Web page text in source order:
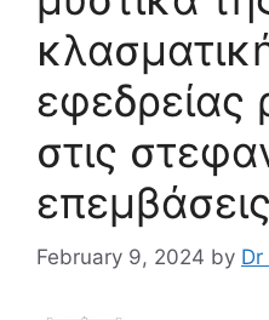
εφεδρείας
στις
February 9, 2024 by Dr